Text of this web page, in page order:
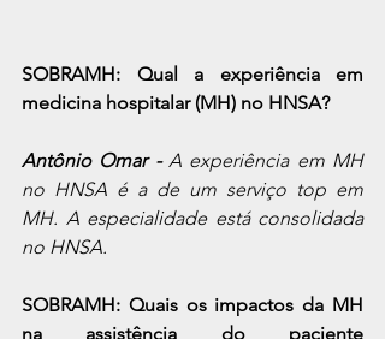
SOBRAMH: Qual a experiência em
medicina hospitalar (MH) no HNSA?
Antônio Omar - A experiência em MH
no HNSA é a de um serviço top em
MH. A especialidade está consolidada
no HNSA.
SOBRAMH: Quais os impactos da MH
na assistência do paciente